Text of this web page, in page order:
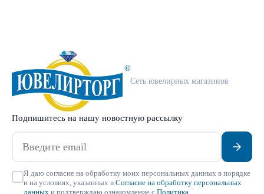
Сеть ювелирных магазинов
Подпишитесь на нашу новостную рассылку
Я даю согласие на обработку моих персональных данных в порядке
и на условиях, указанных в Согласие на обработку персональных
данных и подтверждаю ознакомление с Политика